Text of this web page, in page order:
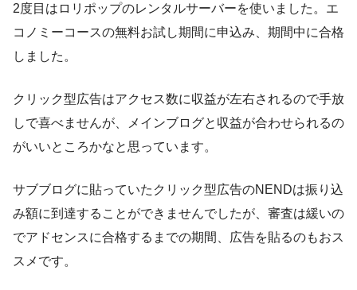
2度目はロリポップのレンタルサーバーを使いました。エ
コノミーコースの無料お試し期間に申込み、期間中に合格
しました。
クリック型広告はアクセス数に収益が左右されるので手放
しで喜べませんが、メインブログと収益が合わせられるの
がいいところかなと思っています。
サブブログに貼っていたクリック型広告のNENDは振り込
み額に到達することができませんでしたが、審査は緩いの
でアドセンスに合格するまでの期間、広告を貼るのもおス
スメです。